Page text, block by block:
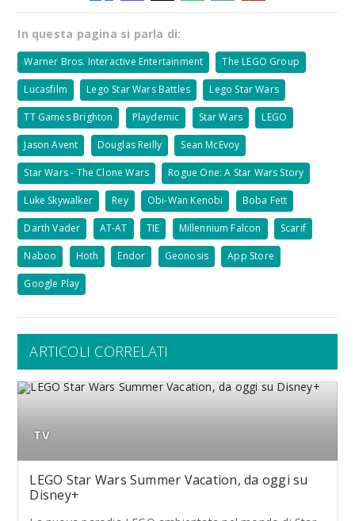
In questa pagina si parla di:
Warner Bros. Interactive Entertainment The LEGO Group
Lucasfilm Lego Star Wars Battles Lego Star Wars
TT Games Brighton Playdemic Star Wars LEGO
Jason Avent Douglas Reilly Sean McEvoy
Star Wars - The Clone Wars Rogue One: A Star Wars Story
Luke Skywalker Rey Obi-Wan Kenobi Boba Fett
Darth Vader AT-AT TIE Millennium Falcon Scarif
Naboo Hoth Endor Geonosis App Store
Google Play
ARTICOLI CORRELATI
TV
LEGO Star Wars Summer Vacation, da oggi su
Disney+